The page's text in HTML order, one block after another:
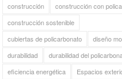
construcción
construcción con
construcción sostenible
cubiertas de policarbonato
diseño
durabilidad
durabilidad del
eficiencia energética
Espacios